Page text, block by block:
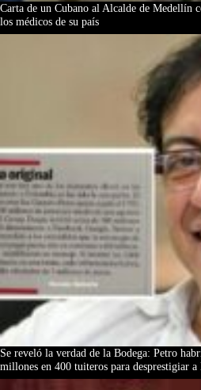
Carta de un Cubano al Alcalde de Medellín
los médicos de su país
Se reveló la verdad de la Bodega: Petro
millones en 400 tuiteros para desprestigiar a